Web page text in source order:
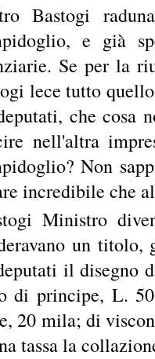
Bastogi
e già
Se per la
lece tutto
che cosa
nell'altra
Non
incredibile che
Ministro
un
il disegno
di principe, L.
20 mila; di
tassa la